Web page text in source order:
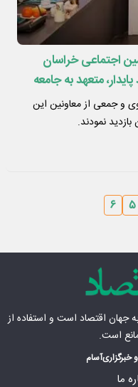
اجتماعی خراسان
متعهد به جامعه
و جمعی از معاونین این
نمودند.
۵ ۶
جهان اقتصاد است و استفاده از
است.
آسام
ما